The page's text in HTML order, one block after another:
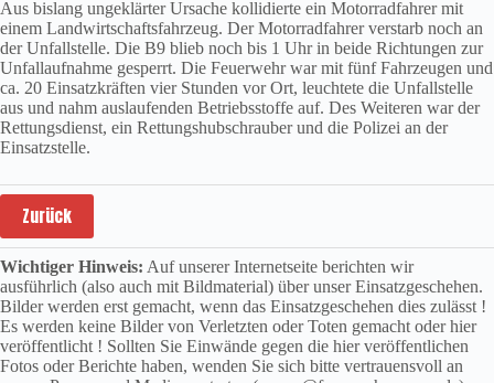
Aus bislang ungeklärter Ursache kollidierte ein Motorradfahrer mit
einem Landwirtschaftsfahrzeug. Der Motorradfahrer verstarb noch an
der Unfallstelle. Die B9 blieb noch bis 1 Uhr in beide Richtungen zur
Unfallaufnahme gesperrt. Die Feuerwehr war mit fünf Fahrzeugen und
ca. 20 Einsatzkräften vier Stunden vor Ort, leuchtete die Unfallstelle
aus und nahm auslaufenden Betriebsstoffe auf. Des Weiteren war der
Rettungsdienst, ein Rettungshubschrauber und die Polizei an der
Einsatzstelle.
Zurück
Wichtiger Hinweis: Auf unserer Internetseite berichten wir
ausführlich (also auch mit Bildmaterial) über unser Einsatzgeschehen.
Bilder werden erst gemacht, wenn das Einsatzgeschehen dies zulässt !
Es werden keine Bilder von Verletzten oder Toten gemacht oder hier
veröffentlicht ! Sollten Sie Einwände gegen die hier veröffentlichen
Fotos oder Berichte haben, wenden Sie sich bitte vertrauensvoll an